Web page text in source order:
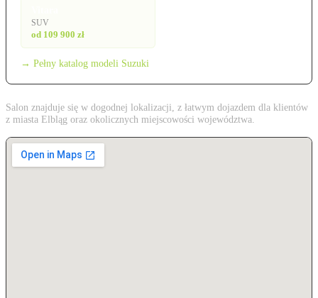
SUV
od 109 900 zł
→ Pełny katalog modeli Suzuki
Salon znajduje się w dogodnej lokalizacji, z łatwym dojazdem dla klientów
z miasta Elbląg oraz okolicznych miejscowości województwa.